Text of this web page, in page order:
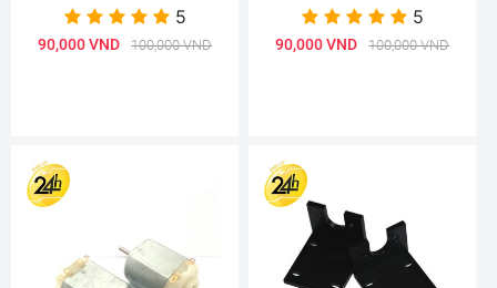
5
90,000 VND 100,000 VND
5
90,000 VND 100,000 VND